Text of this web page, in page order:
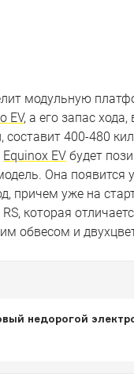
модульную
EV, а его запас
составит 400-480
Equinox EV будет
Она появится
причем уже на
которая
обвесом и
недорогой